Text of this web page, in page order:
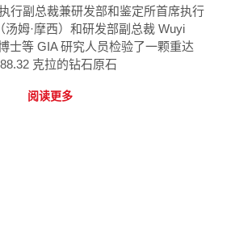
行副总裁兼研发部和鉴定所首席执行
汤姆·摩西）和研发部副总裁 Wuyi
士等 GIA 研究人员检验了一颗重达
克拉的钻石原石
阅读更多